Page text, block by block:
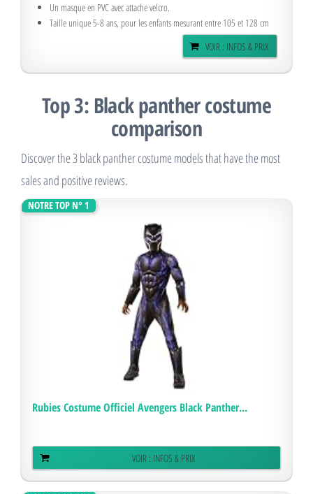
Un masque en PVC avec attache velcro.
Taille unique 5-8 ans, pour les enfants mesurant entre 105 et 128 cm
VOIR : INFOS & PRIX
Top 3: Black panther costume
comparison
Discover the 3 black panther costume models that have the most
sales and positive reviews.
NOTRE TOP N° 1
Rubies Costume Officiel Avengers Black Panther...
VOIR : INFOS & PRIX